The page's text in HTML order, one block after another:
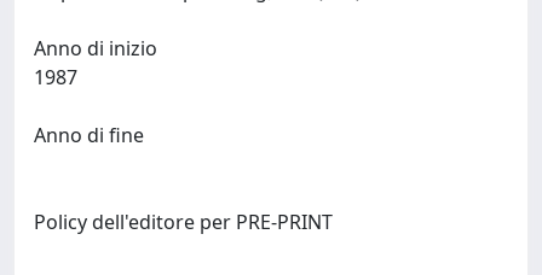
Anno di inizio
Anno di fine
Policy dell'editore per PRE-PRINT